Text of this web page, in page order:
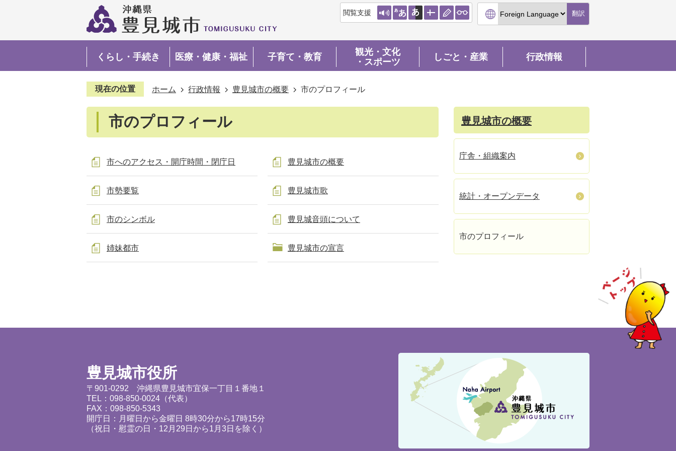
閲覧支援 翻訳
くらし・手続き 医療・健康・福祉 子育て・教育
観光・文化
・スポーツ
しごと・産業 行政情報
現在の位置 ホーム 行政情報 豊見城市の概要 市のプロフィール
市のプロフィール
市へのアクセス・開庁時間・閉庁日 豊見城市の概要
市勢要覧 豊見城市歌
市のシンボル 豊見城音頭について
姉妹都市 豊見城市の宣言
豊見城市の概要
庁舎・組織案内
統計・オープンデータ
市のプロフィール
豊見城市役所
〒901-0292 沖縄県豊見城市宜保一丁目１番地１
TEL：098-850-0024（代表）
FAX：098-850-5343
開庁日：月曜日から金曜日 8時30分から17時15分
（祝日・慰霊の日・12月29日から1月3日を除く）